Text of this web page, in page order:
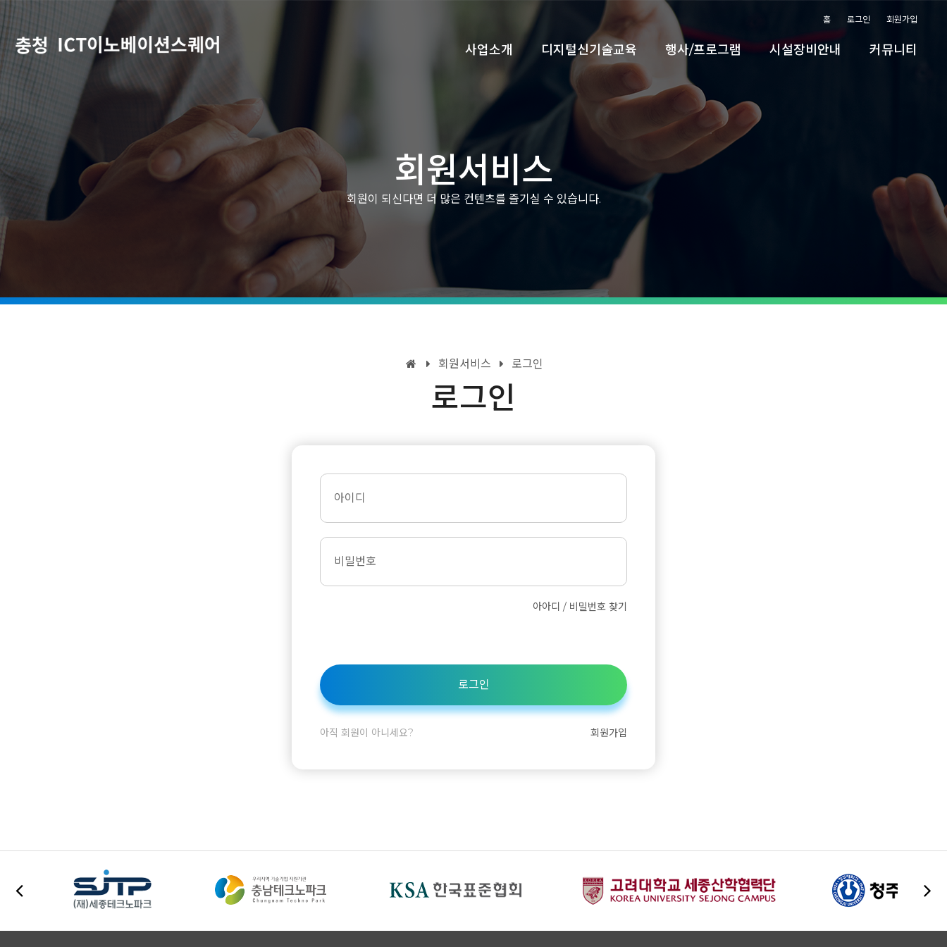
홈 로그인 회원가입
사업소개 디지털신기술교육 행사/프로그램 시설장비안내 커뮤니티
회원서비스
회원이 되신다면 더 많은 컨텐츠를 즐기실 수 있습니다.
회원서비스 로그인
로그인
아이디
비밀번호
아아디 / 비밀번호 찾기
로그인
아직 회원이 아니세요? 회원가입